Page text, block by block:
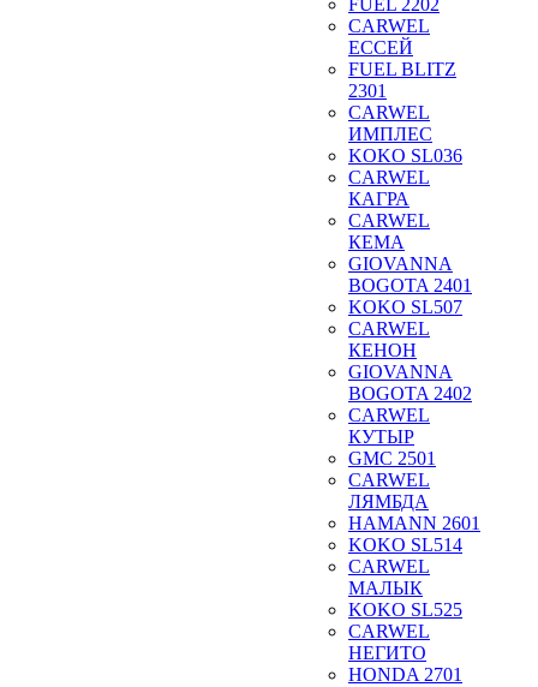
FUEL 2202
CARWEL
ЕССЕЙ
FUEL BLITZ
2301
CARWEL
ИМПЛЕС
KOKO SL036
CARWEL
КАГРА
CARWEL
КЕМА
GIOVANNA
BOGOTA 2401
KOKO SL507
CARWEL
КЕНОН
GIOVANNA
BOGOTA 2402
CARWEL
КУТЫР
GMC 2501
CARWEL
ЛЯМБДА
HAMANN 2601
KOKO SL514
CARWEL
МАЛЫК
KOKO SL525
CARWEL
НЕГИТО
HONDA 2701